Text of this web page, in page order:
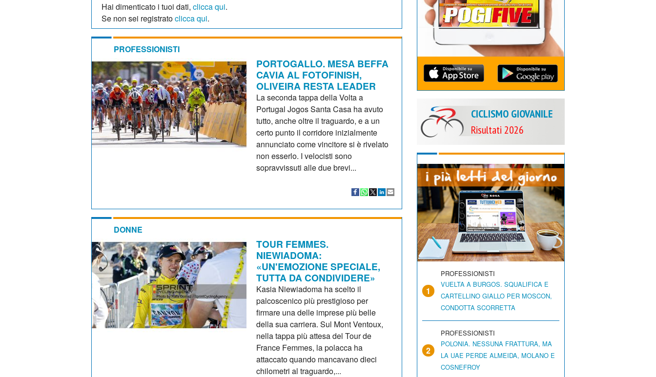
Hai dimenticato i tuoi dati, clicca qui.
Se non sei registratoclicca qui.
PROFESSIONISTI
PORTOGALLO. MESA BEFFA
CAVIA AL FOTOFINISH,
OLIVEIRA RESTA LEADER
La seconda tappa della Volta a
Portugal Jogos Santa Casa ha avuto
tutto, anche oltre il traguardo, e a un
certo punto il corridore inizialmente
annunciato come vincitore si è rivelato
non esserlo. I velocisti sono
sopravvissuti alle due brevi...
DONNE
TOUR FEMMES.
NIEWIADOMA:
«UN'EMOZIONE SPECIALE,
TUTTA DA CONDIVIDERE»
Kasia Niewiadoma ha scelto il
palcoscenico più prestigioso per
firmare una delle imprese più belle
della sua carriera. Sul Mont Ventoux,
nella tappa più attesa del Tour de
France Femmes, la polacca ha
attaccato quando mancavano dieci
chilometri al traguardo,...
CICLISMO GIOVANILE
Risultati 2026
1
PROFESSIONISTI
VUELTA A BURGOS. SQUALIFICA E
CARTELLINO GIALLO PER MOSCON,
CONDOTTA SCORRETTA
2
PROFESSIONISTI
POLONIA. NESSUNA FRATTURA, MA
LA UAE PERDE ALMEIDA, MOLANO E
COSNEFROY